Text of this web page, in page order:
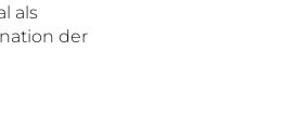
als
der